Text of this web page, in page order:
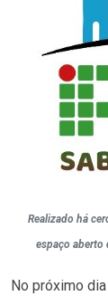
Realizado há
espaço aberto
No próximo